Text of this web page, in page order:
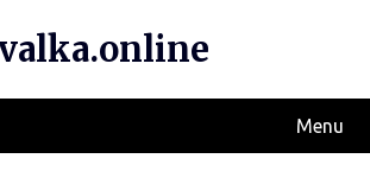
Menu